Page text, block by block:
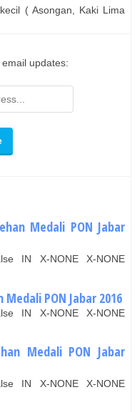
( Asongan, Kaki Lima
updates:
Medali PON Jabar
IN X-NONE X-NONE
PON Jabar 2016
IN X-NONE X-NONE
Medali PON Jabar
IN X-NONE X-NONE